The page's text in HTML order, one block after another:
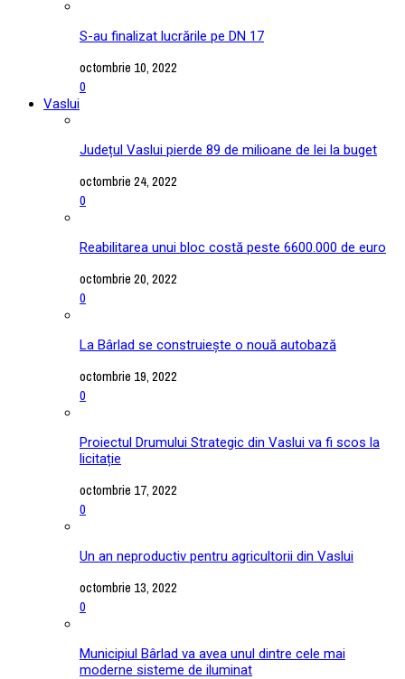
S-au finalizat lucrările pe DN 17
octombrie 10, 2022
0
Vaslui
Județul Vaslui pierde 89 de milioane de lei la buget
octombrie 24, 2022
0
Reabilitarea unui bloc costă peste 6600.000 de euro
octombrie 20, 2022
0
La Bârlad se construiește o nouă autobază
octombrie 19, 2022
0
Proiectul Drumului Strategic din Vaslui va fi scos la
licitație
octombrie 17, 2022
0
Un an neproductiv pentru agricultorii din Vaslui
octombrie 13, 2022
0
Municipiul Bârlad va avea unul dintre cele mai
moderne sisteme de iluminat